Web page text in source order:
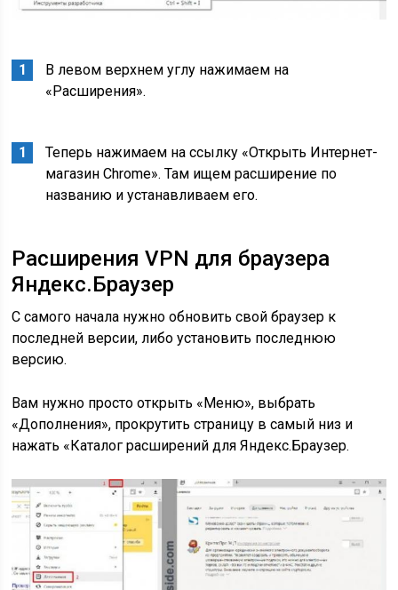
В левом верхнем углу нажимаем на
«Расширения».
Теперь нажимаем на ссылку «Открыть Интернет-
магазин Chrome». Там ищем расширение по
названию и устанавливаем его.
Расширения VPN для браузера
Яндекс.Браузер
С самого начала нужно обновить свой браузер к
последней версии, либо установить последнюю
версию.
Вам нужно просто открыть «Меню», выбрать
«Дополнения», прокрутить страницу в самый низ и
нажать «Каталог расширений для Яндекс.Браузер.